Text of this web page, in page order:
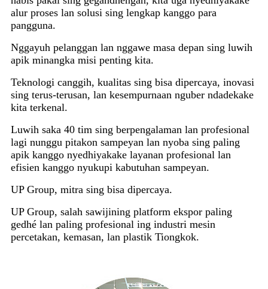
alur proses lan solusi sing lengkap kanggo para
pangguna.
Nggayuh pelanggan lan nggawe masa depan sing luwih
apik minangka misi penting kita.
Teknologi canggih, kualitas sing bisa dipercaya, inovasi
sing terus-terusan, lan kesempurnaan nguber ndadekake
kita terkenal.
Luwih saka 40 tim sing berpengalaman lan profesional
lagi nunggu pitakon sampeyan lan nyoba sing paling
apik kanggo nyedhiyakake layanan profesional lan
efisien kanggo nyukupi kabutuhan sampeyan.
UP Group, mitra sing bisa dipercaya.
UP Group, salah sawijining platform ekspor paling
gedhé lan paling profesional ing industri mesin
percetakan, kemasan, lan plastik Tiongkok.